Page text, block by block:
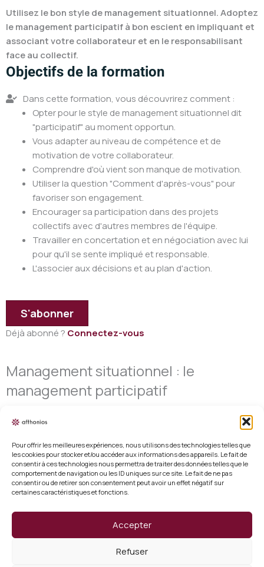
Pour offrir les meilleures expériences, nous utilisons des technologies telles que
les cookies pour stocker et/ou accéder aux informations des appareils. Le fait de
consentir à ces technologies nous permettra de traiter des données telles que le
comportement de navigation ou les ID uniques sur ce site. Le fait de ne pas
consentir ou de retirer son consentement peut avoir un effet négatif sur
certaines caractéristiques et fonctions.
Accepter
Refuser
Utilisez le bon style de management situationnel. Adoptez
le management participatif à bon escient en impliquant et
associant votre collaborateur et en le responsabilisant
face au collectif.
Objectifs de la formation
Dans cette formation, vous découvrirez comment :
Opter pour le style de management situationnel dit
"participatif" au moment opportun.
Vous adapter au niveau de compétence et de
motivation de votre collaborateur.
Comprendre d'où vient son manque de motivation.
Utiliser la question "Comment d'après-vous" pour
favoriser son engagement.
Encourager sa participation dans des projets
collectifs avec d'autres membres de l'équipe.
Travailler en concertation et en négociation avec lui
pour qu'il se sente impliqué et responsable.
L'associer aux décisions et au plan d'action.
S'abonner
Déjà abonné ? Connectez-vous
Management situationnel : le
management participatif
Mentions légales
Conditions générales de vente